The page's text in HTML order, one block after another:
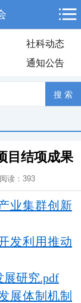
社科动态
通知公告
目结项成果
： 393
业集群创新
发利用推动
展研究.pdf
展体制机制